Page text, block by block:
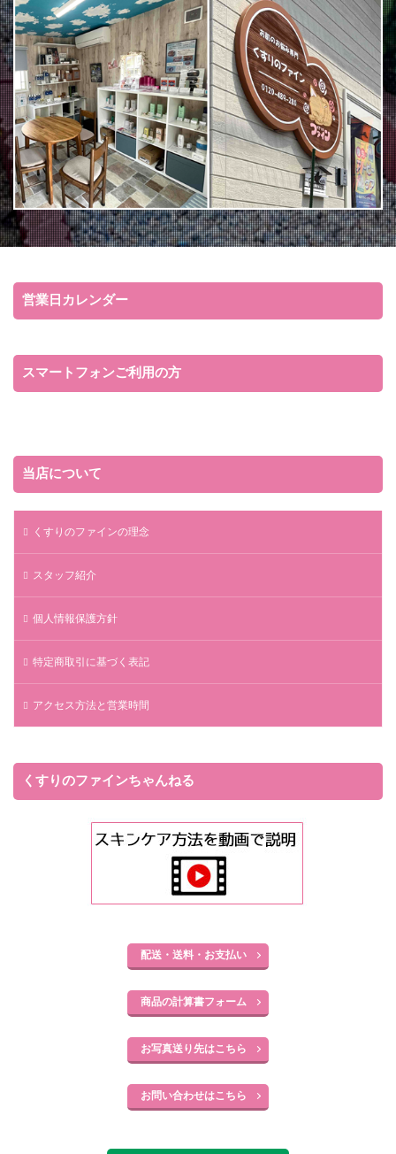
営業日カレンダー
スマートフォンご利用の方
当店について
くすりのファインの理念
スタッフ紹介
個人情報保護方針
特定商取引に基づく表記
アクセス方法と営業時間
くすりのファインちゃんねる
配送・送料・お支払い
商品の計算書フォーム
お写真送り先はこちら
お問い合わせはこちら